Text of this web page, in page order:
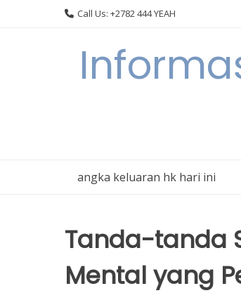
Call Us: +2782 444 YEAH
angka keluaran hk hari ini
Tanda-tanda
Mental yang